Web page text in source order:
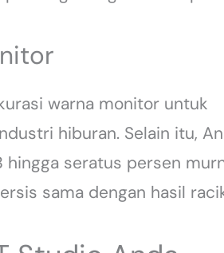
warna monitor untuk
hiburan. Selain itu,
hingga seratus persen
sama dengan hasil